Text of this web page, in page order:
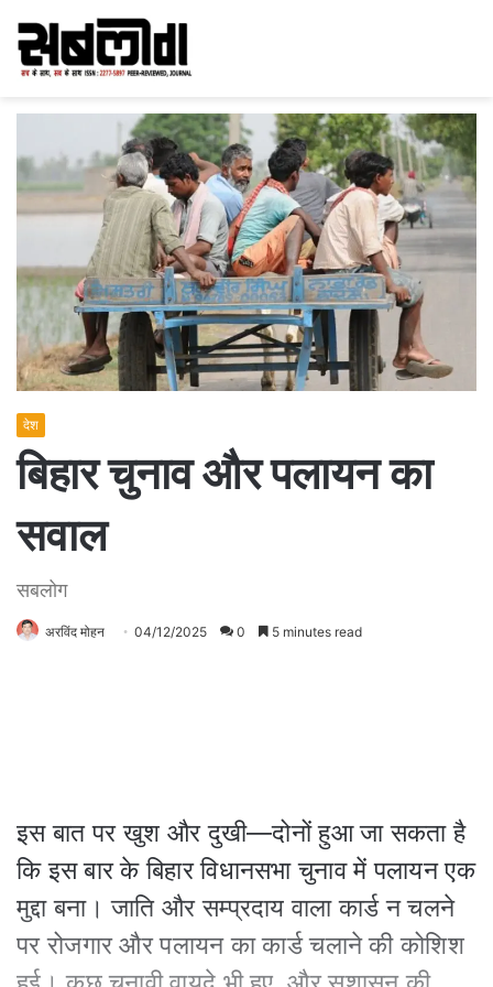
देश
बिहार चुनाव और पलायन का
सवाल
सबलोग
अरविंद मोहन 04/12/2025 0 5 minutes read
इस बात पर खुश और दुखी—दोनों हुआ जा सकता है
कि इस बार के बिहार विधानसभा चुनाव में पलायन एक
मुद्दा बना। जाति और सम्प्रदाय वाला कार्ड न चलने
पर रोजगार और पलायन का कार्ड चलाने की कोशिश